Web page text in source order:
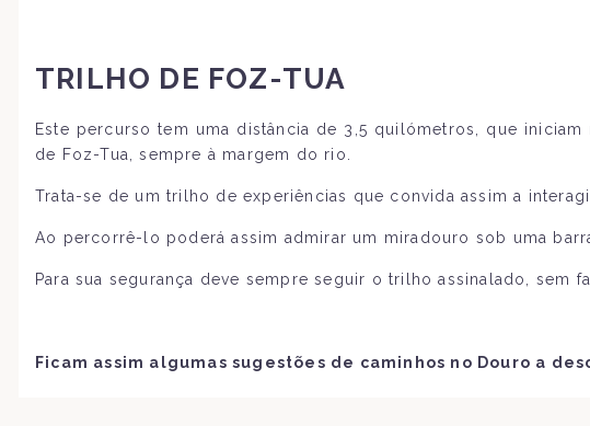
TRILHO DE FOZ-TUA
Este percurso tem uma distância de 3,5 quilómetros, que
de Foz-Tua, sempre à margem do rio.
Trata-se de um trilho de experiências que convida assim a
Ao percorrê-lo poderá assim admirar um miradouro sob uma
Para sua segurança deve sempre seguir o trilho assinalado, sem
Ficam assim algumas sugestões de caminhos no Douro a